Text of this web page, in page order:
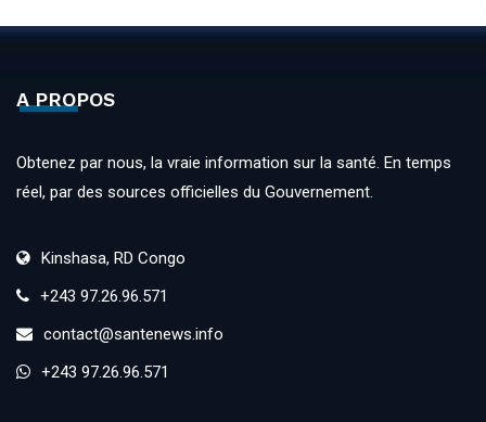
A PROPOS
Obtenez par nous, la vraie information sur la santé. En temps
réel, par des sources officielles du Gouvernement.
Kinshasa, RD Congo
+243 97.26.96.571
contact@santenews.info
+243 97.26.96.571